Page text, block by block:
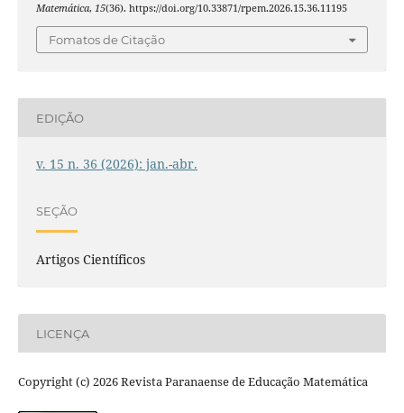
Matemática, 15(36). https://doi.org/10.33871/rpem.2026.15.36.11195
Fomatos de Citação
EDIÇÃO
v. 15 n. 36 (2026): jan.-abr.
SEÇÃO
Artigos Científicos
LICENÇA
Copyright (c) 2026 Revista Paranaense de Educação Matemática